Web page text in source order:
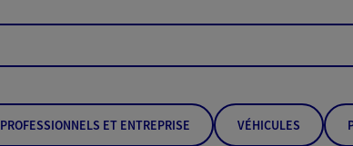
PROFESSIONNELS ET ENTREPRISE VÉHICULES